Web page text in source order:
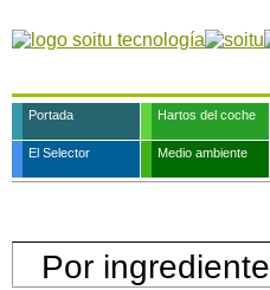
Portada Hartos del coche
El Selector Medio ambiente
Por ingrediente